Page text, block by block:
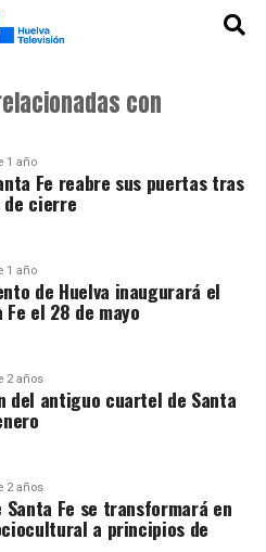
con
1 año
Fe reabre sus puertas tras
de cierre
1 año
de Huelva inaugurará el
Fe el 28 de mayo
2 años
del antiguo cuartel de Santa
2 años
Santa Fe se transformará en
a principios de